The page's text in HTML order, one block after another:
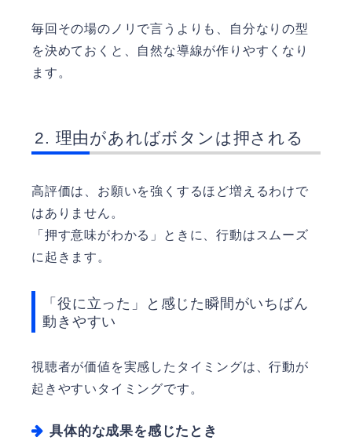
毎回その場のノリで言うよりも、自分なりの型
を決めておくと、自然な導線が作りやすくなり
ます。
理由があればボタンは押される
高評価は、お願いを強くするほど増えるわけで
はありません。
「押す意味がわかる」ときに、行動はスムーズ
に起きます。
「役に立った」と感じた瞬間がいちばん
動きやすい
視聴者が価値を実感したタイミングは、行動が
起きやすいタイミングです。
具体的な成果を感じたとき